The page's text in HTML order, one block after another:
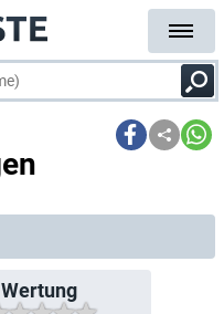
Wertung